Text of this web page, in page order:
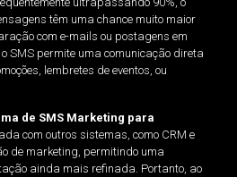
têm uma chance muito maior
com e-mails ou postagens em
SMS permite uma comunicação direta
lembretes de eventos, ou
de SMS Marketing para
com outros sistemas, como CRM e
de marketing, permitindo uma
ainda mais refinada. Portanto, ao